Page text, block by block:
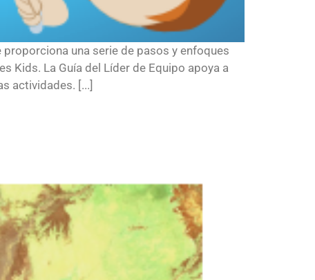
una serie de pasos y enfoques
Kids. La Guía del Líder de Equipo apoya a
actividades. [...]